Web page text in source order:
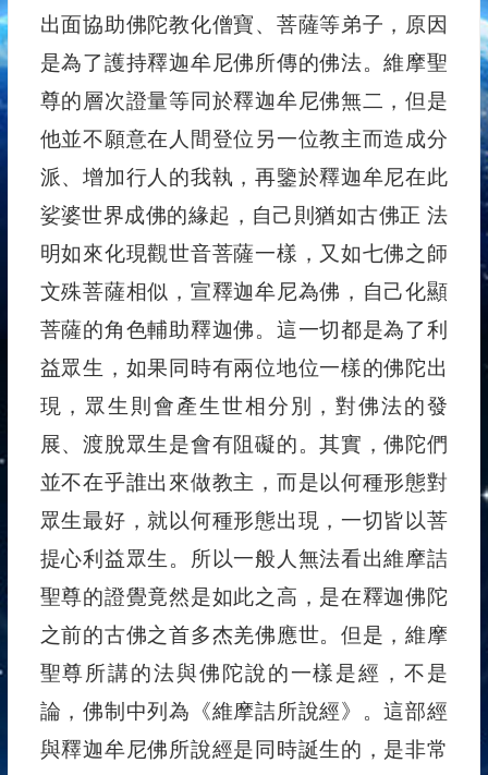
出面協助佛陀教化僧寶、菩薩等弟子，原因
是為了護持釋迦牟尼佛所傳的佛法。維摩聖
尊的層次證量等同於釋迦牟尼佛無二，但是
他並不願意在人間登位另一位教主而造成分
派、增加行人的我執，再鑒於釋迦牟尼在此
娑婆世界成佛的緣起，自己則猶如古佛正 法
明如來化現觀世音菩薩一樣，又如七佛之師
文殊菩薩相似，宣釋迦牟尼為佛，自己化顯
菩薩的角色輔助釋迦佛。這一切都是為了利
益眾生，如果同時有兩位地位一樣的佛陀出
現，眾生則會產生世相分別，對佛法的發
展、渡脫眾生是會有阻礙的。其實，佛陀們
並不在乎誰出來做教主，而是以何種形態對
眾生最好，就以何種形態出現，一切皆以菩
提心利益眾生。所以一般人無法看出維摩詰
聖尊的證覺竟然是如此之高，是在釋迦佛陀
之前的古佛之首多杰羌佛應世。但是，維摩
聖尊所講的法與佛陀說的一樣是經，不是
論，佛制中列為《維摩詰所說經》。這部經
與釋迦牟尼佛所說經是同時誕生的，是非常